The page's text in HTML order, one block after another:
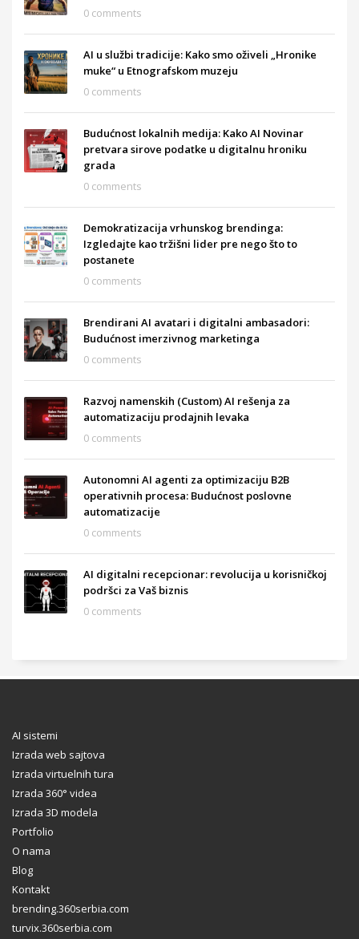
0 comments
AI u službi tradicije: Kako smo oživeli „Hronike
muke“ u Etnografskom muzeju
0 comments
Budućnost lokalnih medija: Kako AI Novinar
pretvara sirove podatke u digitalnu hroniku
grada
0 comments
Demokratizacija vrhunskog brendinga:
Izgledajte kao tržišni lider pre nego što to
postanete
0 comments
Brendirani AI avatari i digitalni ambasadori:
Budućnost imerzivnog marketinga
0 comments
Razvoj namenskih (Custom) AI rešenja za
automatizaciju prodajnih levaka
0 comments
Autonomni AI agenti za optimizaciju B2B
operativnih procesa: Budućnost poslovne
automatizacije
0 comments
AI digitalni recepcionar: revolucija u korisničkoj
podršci za Vaš biznis
0 comments
AI sistemi
Izrada web sajtova
Izrada virtuelnih tura
Izrada 360° videa
Izrada 3D modela
Portfolio
O nama
Blog
Kontakt
brending.360serbia.com
turvix.360serbia.com